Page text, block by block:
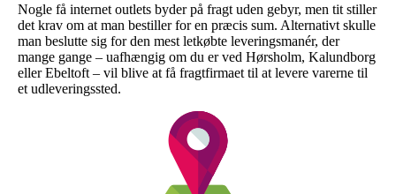
Nogle få internet outlets byder på fragt uden gebyr, men tit stiller
det krav om at man bestiller for en præcis sum. Alternativt skulle
man beslutte sig for den mest letkøbte leveringsmanér, der
mange gange – uafhængig om du er ved Hørsholm, Kalundborg
eller Ebeltoft – vil blive at få fragtfirmaet til at levere varerne til
et udleveringssted.